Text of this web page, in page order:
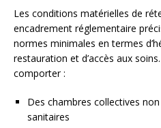
Les conditions matérielles de
encadrement réglementaire
normes minimales en termes
restauration et d’accès aux
comporter :
Des chambres collectives
sanitaires